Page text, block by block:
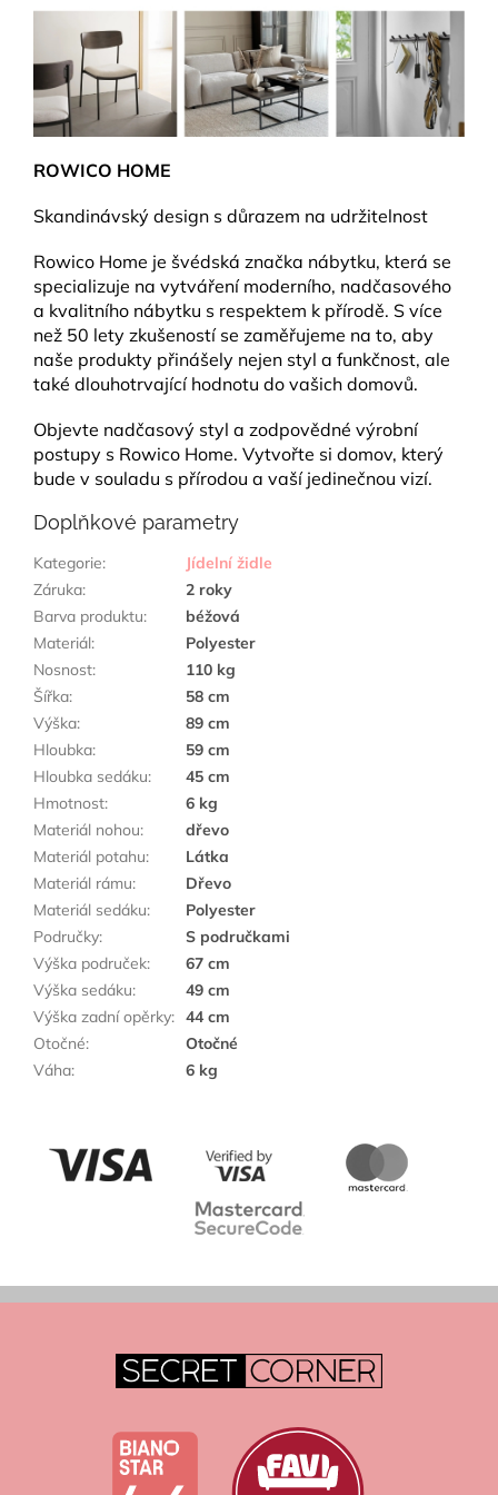
ROWICO HOME
Skandinávský design s důrazem na udržitelnost
Rowico Home je švédská značka nábytku, která se
specializuje na vytváření moderního, nadčasového
a kvalitního nábytku s respektem k přírodě. S více
než 50 lety zkušeností se zaměřujeme na to, aby
naše produkty přinášely nejen styl a funkčnost, ale
také dlouhotrvající hodnotu do vašich domovů.
Objevte nadčasový styl a zodpovědné výrobní
postupy s Rowico Home. Vytvořte si domov, který
bude v souladu s přírodou a vaší jedinečnou vizí.
Doplňkové parametry
Kategorie:
Jídelní židle
Záruka:
2 roky
Barva produktu:
béžová
Materiál:
Polyester
Nosnost:
110 kg
Šířka:
58 cm
Výška:
89 cm
Hloubka:
59 cm
Hloubka sedáku:
45 cm
Hmotnost:
6 kg
Materiál nohou:
dřevo
Materiál potahu:
Látka
Materiál rámu:
Dřevo
Materiál sedáku:
Polyester
Područky:
S područkami
Výška područek:
67 cm
Výška sedáku:
49 cm
Výška zadní opěrky: 44 cm
Otočné:
Otočné
Váha: 6 kg